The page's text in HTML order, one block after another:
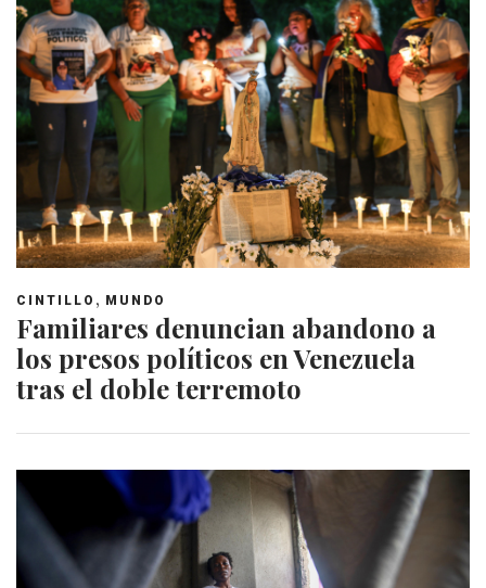
CINTILLO , MUNDO
Familiares denuncian abandono a
los presos políticos en Venezuela
tras el doble terremoto